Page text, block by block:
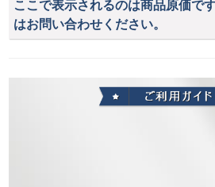
ここで表示されるのは商品原価で
はお問い合わせください。